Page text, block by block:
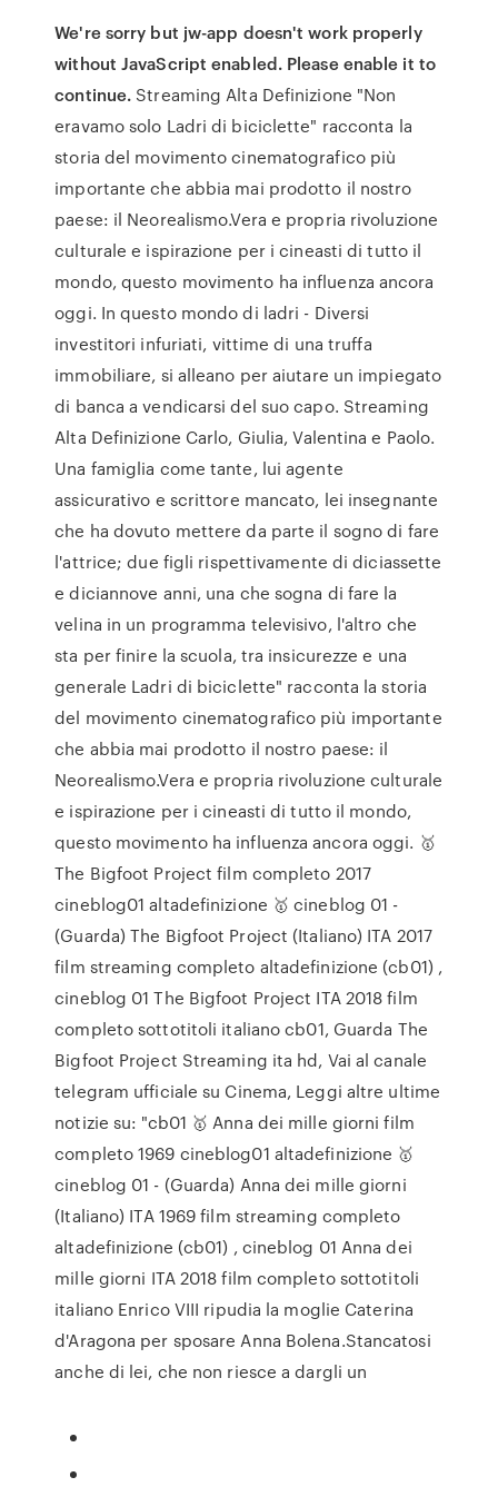
We're sorry but jw-app doesn't work properly
without JavaScript enabled. Please enable it to
continue. Streaming Alta Definizione "Non
eravamo solo Ladri di biciclette" racconta la
storia del movimento cinematografico più
importante che abbia mai prodotto il nostro
paese: il Neorealismo.Vera e propria rivoluzione
culturale e ispirazione per i cineasti di tutto il
mondo, questo movimento ha influenza ancora
oggi. In questo mondo di ladri - Diversi
investitori infuriati, vittime di una truffa
immobiliare, si alleano per aiutare un impiegato
di banca a vendicarsi del suo capo. Streaming
Alta Definizione Carlo, Giulia, Valentina e Paolo.
Una famiglia come tante, lui agente
assicurativo e scrittore mancato, lei insegnante
che ha dovuto mettere da parte il sogno di fare
l'attrice; due figli rispettivamente di diciassette
e diciannove anni, una che sogna di fare la
velina in un programma televisivo, l'altro che
sta per finire la scuola, tra insicurezze e una
generale Ladri di biciclette" racconta la storia
del movimento cinematografico più importante
che abbia mai prodotto il nostro paese: il
Neorealismo.Vera e propria rivoluzione culturale
e ispirazione per i cineasti di tutto il mondo,
questo movimento ha influenza ancora oggi. 🥇
The Bigfoot Project film completo 2017
cineblog01 altadefinizione 🥇 cineblog 01 -
(Guarda) The Bigfoot Project (Italiano) ITA 2017
film streaming completo altadefinizione (cb01) ,
cineblog 01 The Bigfoot Project ITA 2018 film
completo sottotitoli italiano cb01, Guarda The
Bigfoot Project Streaming ita hd, Vai al canale
telegram ufficiale su Cinema, Leggi altre ultime
notizie su: "cb01 🥇 Anna dei mille giorni film
completo 1969 cineblog01 altadefinizione 🥇
cineblog 01 - (Guarda) Anna dei mille giorni
(Italiano) ITA 1969 film streaming completo
altadefinizione (cb01) , cineblog 01 Anna dei
mille giorni ITA 2018 film completo sottotitoli
italiano Enrico VIII ripudia la moglie Caterina
d'Aragona per sposare Anna Bolena.Stancatosi
anche di lei, che non riesce a dargli un